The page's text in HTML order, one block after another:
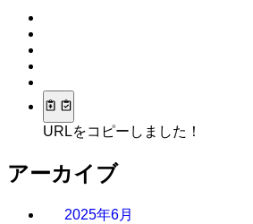
URLをコピーしました！
アーカイブ
2025年6月